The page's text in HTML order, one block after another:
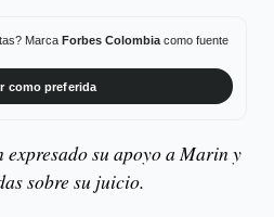
Marca Forbes Colombiacomo fuente
como preferida
expresado su apoyo a Marin y
sobre su juicio.